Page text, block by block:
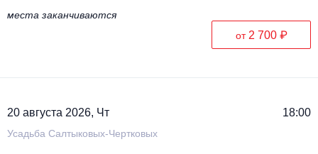
места заканчиваются
от 2 700 ₽
20 августа 2026, Чт 18:00
Усадьба Салтыковых-Чертковых